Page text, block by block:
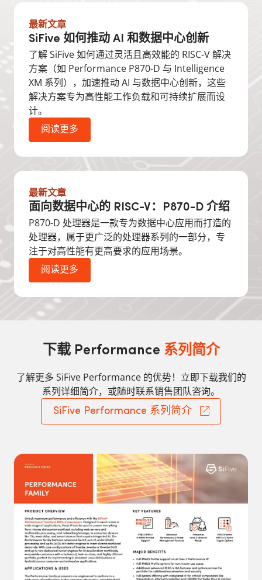
最新文章
SiFive 如何推动 AI 和数据中心创新
了解 SiFive 如何通过灵活且高效能的 RISC-V 解决
方案（如 Performance P870-D 与 Intelligence
XM 系列），加速推动 AI 与数据中心创新，这些
解决方案专为高性能工作负载和可持续扩展而设
计。
阅读更多
最新文章
面向数据中心的 RISC-V：P870-D 介绍
P870-D 处理器是一款专为数据中心应用而打造的
处理器，属于更广泛的处理器系列的一部分，专
注于对高性能有更高要求的应用场景。
阅读更多
下载 Performance 系列简介
了解更多 SiFive Performance 的优势！立即下载我们的
系列详细简介，或随时联系销售团队咨询。
SiFive Performance 系列简介